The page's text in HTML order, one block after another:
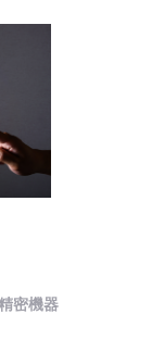
密機器